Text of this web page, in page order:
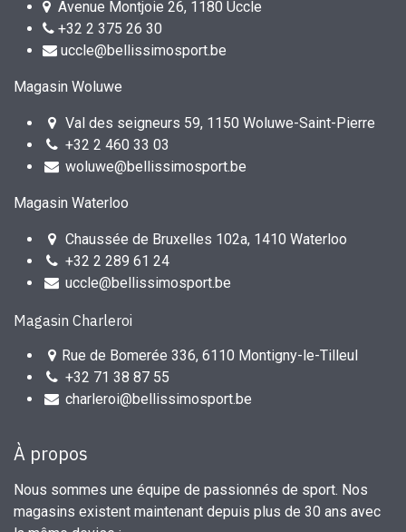
Avenue Montjoie 26, 1180 Uccle
+32 2 375 26 30
uccle@bellissimosport.be
Magasin Woluwe
Val des seigneurs 59, 1150 Woluwe-Saint-Pierre
+32 2 460 33 03
woluwe@bellissimosport.be
Magasin Waterloo
Chaussée de Bruxelles 102a, 1410 Waterloo
+32 2 289 61 24
uccle@bellissimosport.be
Magasin Charleroi
Rue de Bomerée 336, 6110 Montigny-le-Tilleul
+32 71 38 87 55
charleroi@bellissimosport.be
À propos
Nous sommes une équipe de passionnés de sport. Nos
magasins existent maintenant depuis plus de 30 ans avec